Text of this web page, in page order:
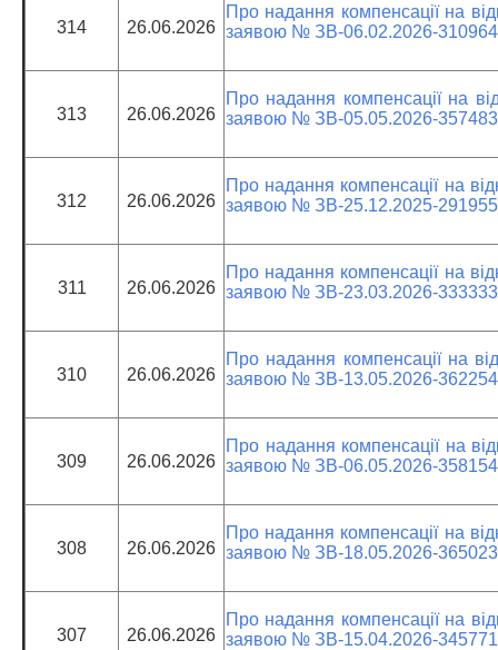
314 26.06.2026
Про надання компенсації на
заявою № ЗВ-06.02.2026-310964
313 26.06.2026
Про надання компенсації на
заявою № ЗВ-05.05.2026-357483
312 26.06.2026
Про надання компенсації на
заявою № ЗВ-25.12.2025-291955
311 26.06.2026
Про надання компенсації на
заявою № ЗВ-23.03.2026-333333
310 26.06.2026
Про надання компенсації на
заявою № ЗВ-13.05.2026-362254
309 26.06.2026
Про надання компенсації на
заявою № ЗВ-06.05.2026-358154
308 26.06.2026
Про надання компенсації на
заявою № ЗВ-18.05.2026-365023
307 26.06.2026
Про надання компенсації на
заявою № ЗВ-15.04.2026-345771